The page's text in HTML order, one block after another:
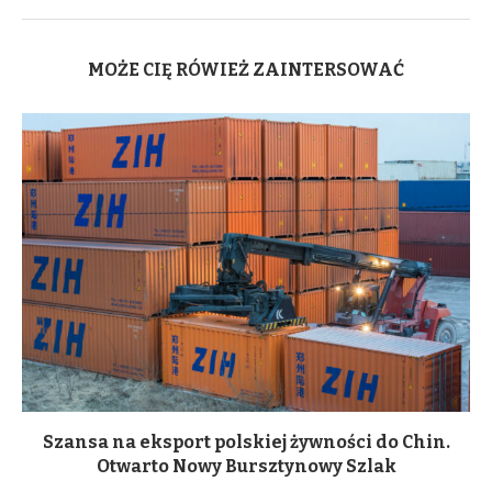
MOŻE CIĘ RÓWIEŻ ZAINTERSOWAĆ
Szansa na eksport polskiej żywności do Chin.
Otwarto Nowy Bursztynowy Szlak